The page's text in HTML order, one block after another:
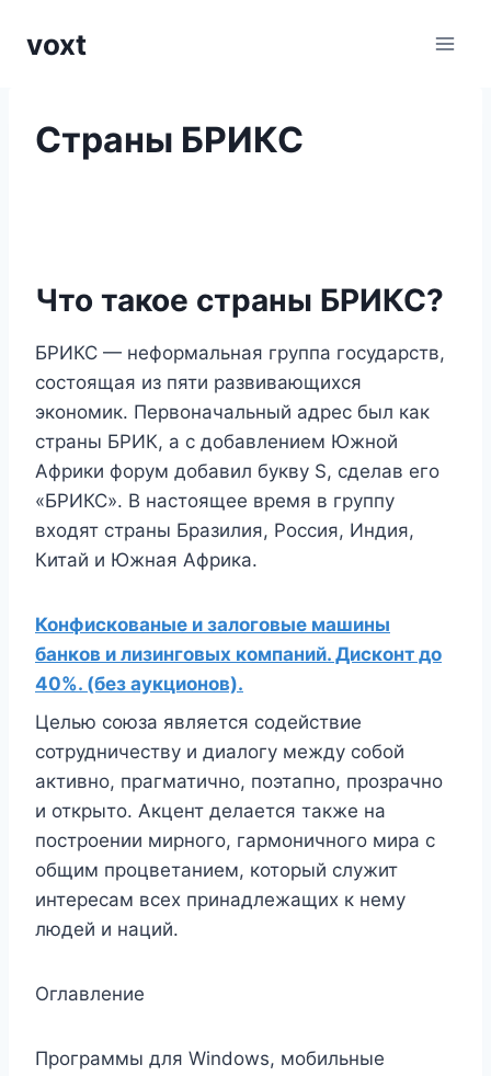
voxt
Страны БРИКС
Что такое страны БРИКС?
БРИКС — неформальная группа государств,
состоящая из пяти развивающихся
экономик. Первоначальный адрес был как
страны БРИК, а с добавлением Южной
Африки форум добавил букву S, сделав его
«БРИКС». В настоящее время в группу
входят страны Бразилия, Россия, Индия,
Китай и Южная Африка.
Конфискованые и залоговые машины
банков и лизинговых компаний. Дисконт до
40%. (без аукционов).
Целью союза является содействие
сотрудничеству и диалогу между собой
активно, прагматично, поэтапно, прозрачно
и открыто. Акцент делается также на
построении мирного, гармоничного мира с
общим процветанием, который служит
интересам всех принадлежащих к нему
людей и наций.
Оглавление
Программы для Windows, мобильные